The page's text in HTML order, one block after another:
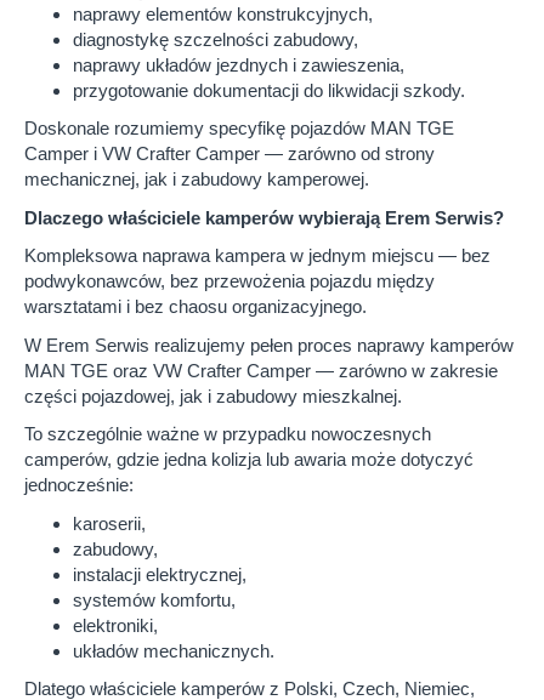
naprawy elementów konstrukcyjnych,
diagnostykę szczelności zabudowy,
naprawy układów jezdnych i zawieszenia,
przygotowanie dokumentacji do likwidacji szkody.
Doskonale rozumiemy specyfikę pojazdów MAN TGE
Camper i VW Crafter Camper — zarówno od strony
mechanicznej, jak i zabudowy kamperowej.
Dlaczego właściciele kamperów wybierają Erem Serwis?
Kompleksowa naprawa kampera w jednym miejscu — bez
podwykonawców, bez przewożenia pojazdu między
warsztatami i bez chaosu organizacyjnego.
W Erem Serwis realizujemy pełen proces naprawy kamperów
MAN TGE oraz VW Crafter Camper — zarówno w zakresie
części pojazdowej, jak i zabudowy mieszkalnej.
To szczególnie ważne w przypadku nowoczesnych
camperów, gdzie jedna kolizja lub awaria może dotyczyć
jednocześnie:
karoserii,
zabudowy,
instalacji elektrycznej,
systemów komfortu,
elektroniki,
układów mechanicznych.
Dlatego właściciele kamperów z Polski, Czech, Niemiec,